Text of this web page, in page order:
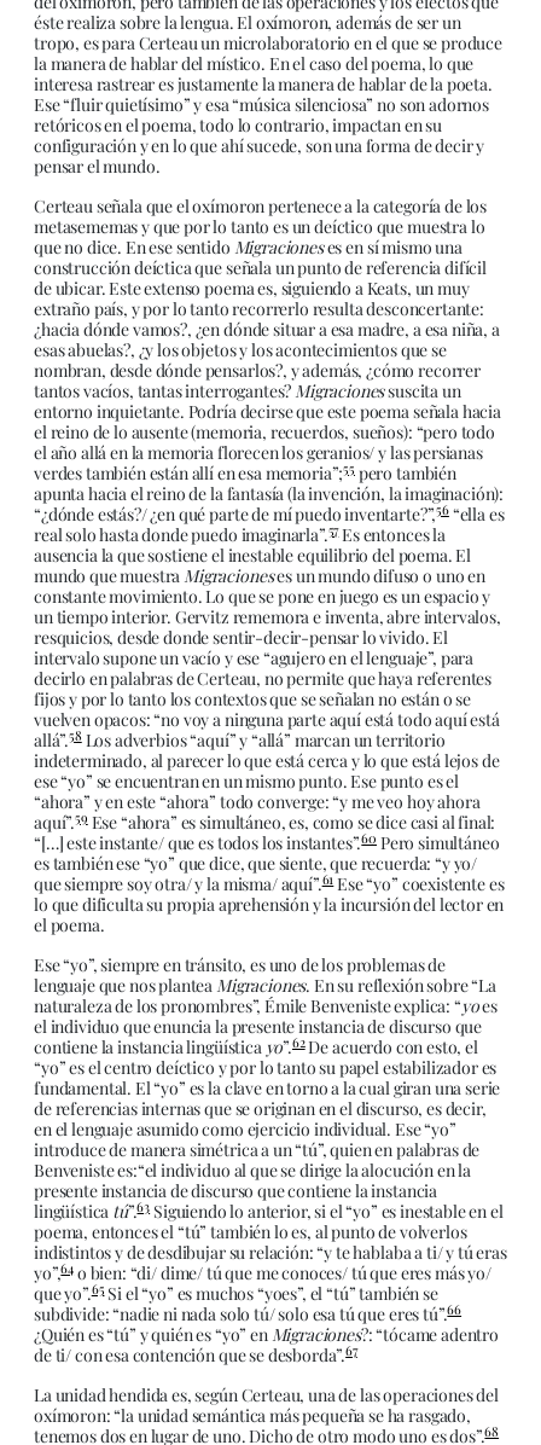
éste realiza sobre la lengua. El oxímoron, además de ser un
tropo, es para Certeau un microlaboratorio en el que se produce
la manera de hablar del místico. En el caso del poema, lo que
interesa rastrear es justamente la manera de hablar de la poeta.
Ese “fluir quietísimo” y esa “música silenciosa” no son adornos
retóricos en el poema, todo lo contrario, impactan en su
configuración y en lo que ahí sucede, son una forma de decir y
pensar el mundo.
Certeau señala que el oxímoron pertenece a la categoría de los
metasememas y que por lo tanto es un deíctico que muestra lo
que no dice. En ese sentido Migracioneses en sí mismo una
construcción deíctica que señala un punto de referencia difícil
de ubicar. Este extenso poema es, siguiendo a Keats, un muy
extraño país, y por lo tanto recorrerlo resulta desconcertante:
¿hacia dónde vamos?, ¿en dónde situar a esa madre, a esa niña, a
esas abuelas?, ¿y los objetos y los acontecimientos que se
nombran, desde dónde pensarlos?, y además, ¿cómo recorrer
tantos vacíos, tantas interrogantes?Migracionessuscita un
entorno inquietante. Podría decirse que este poema señala hacia
el reino de lo ausente (memoria, recuerdos, sueños): “pero todo
el año allá en la memoria florecen los geranios/ y las persianas
verdes también están allí en esa memoria”;55pero también
apunta hacia el reino de la fantasía (la invención, la imaginación):
“¿dónde estás?/ ¿en qué parte de mí puedo inventarte?”,56“ella es
real solo hasta donde puedo imaginarla”.57Es entonces la
ausencia la que sostiene el inestable equilibrio del poema. El
mundo que muestraMigracioneses un mundo difuso o uno en
constante movimiento. Lo que se pone en juego es un espacio y
un tiempo interior. Gervitz rememora e inventa, abre intervalos,
resquicios, desde donde sentir-decir-pensar lo vivido. El
intervalo supone un vacío y ese “agujero en el lenguaje”, para
decirlo en palabras de Certeau, no permite que haya referentes
fijos y por lo tanto los contextos que se señalan no están o se
vuelven opacos: “no voy a ninguna parte aquí está todo aquí está
allá”.58Los adverbios “aquí” y “allá” marcan un territorio
indeterminado, al parecer lo que está cerca y lo que está lejos de
ese “yo” se encuentran en un mismo punto. Ese punto es el
“ahora” y en este “ahora” todo converge: “y me veo hoy ahora
aquí”.59Ese “ahora” es simultáneo, es, como se dice casi al final:
“[…] este instante/ que es todos los instantes”.60 Pero simultáneo
es también ese “yo” que dice, que siente, que recuerda: “y yo/
que siempre soy otra/ y la misma/ aquí”.61Ese “yo” coexistente es
lo que dificulta su propia aprehensión y la incursión del lector en
el poema.
Ese “yo”, siempre en tránsito, es uno de los problemas de
lenguaje que nos planteaMigraciones. En su reflexión sobre “La
naturaleza de los pronombres”, Émile Benveniste explica: “yoes
el individuo que enuncia la presente instancia de discurso que
contiene la instancia lingüística yo”.62De acuerdo con esto, el
“yo” es el centro deíctico y por lo tanto su papel estabilizador es
fundamental. El “yo” es la clave en torno a la cual giran una serie
de referencias internas que se originan en el discurso, es decir,
en el lenguaje asumido como ejercicio individual. Ese “yo”
introduce de manera simétrica a un “tú”, quien en palabras de
Benveniste es:“el individuo al que se dirige la alocución en la
presente instancia de discurso que contiene la instancia
lingüística tú”.63Siguiendo lo anterior, si el “yo” es inestable en el
poema, entonces el “tú” también lo es, al punto de volverlos
indistintos y de desdibujar su relación: “y te hablaba a ti/ y tú eras
yo”,64 o bien: “di/ dime/ tú que me conoces/ tú que eres más yo/
que yo”.65Si el “yo” es muchos “yoes”, el “tú” también se
subdivide: “nadie ni nada solo tú/ solo esa tú que eres tú”.66
¿Quién es “tú” y quién es “yo” enMigraciones?: “tócame adentro
de ti/ con esa contención que se desborda”.67
La unidad hendida es, según Certeau, una de las operaciones del
oxímoron: “la unidad semántica más pequeña se ha rasgado,
tenemos dos en lugar de uno. Dicho de otro modo uno es dos”.68